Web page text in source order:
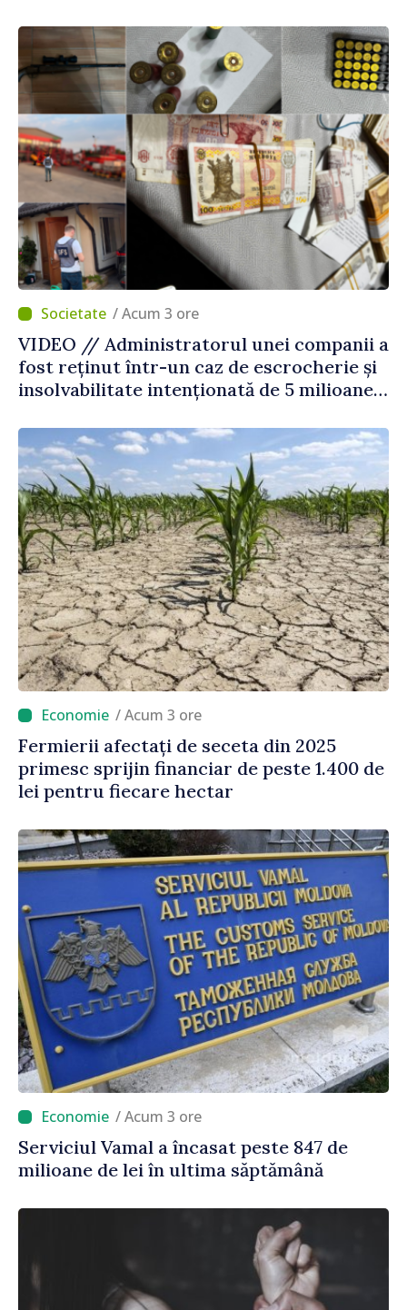
/ Acum 3 ore
VIDEO // Administratorul unei companii a
fost reținut într-un caz de escrocherie și
insolvabilitate intenționată de 5 milioane
/ Acum 3 ore
Fermierii afectați de seceta din 2025
primesc sprijin financiar de peste 1.400 de
lei pentru fiecare hectar
/ Acum 3 ore
Serviciul Vamal a încasat peste 847 de
milioane de lei în ultima săptămână